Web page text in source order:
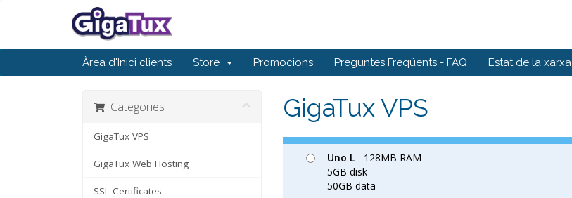
Àrea d'Inici clients Store Promocions Preguntes Freqüents - FAQ Estat de la xarxa
GigaTux VPS
Categories
GigaTux VPS
GigaTux Web Hosting
SSL Certificates
Uno L - 128MB RAM
5GB disk
50GB data